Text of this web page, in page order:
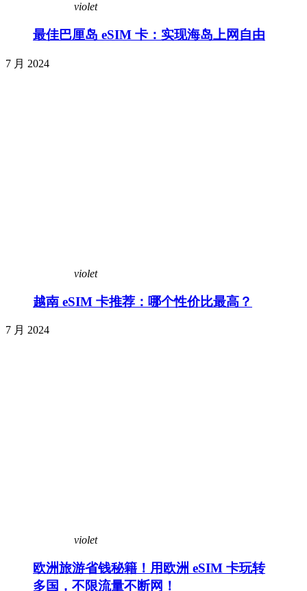
violet
最佳巴厘岛 eSIM 卡：实现海岛上网自由
7 月 2024
violet
越南 eSIM 卡推荐：哪个性价比最高？
7 月 2024
violet
欧洲旅游省钱秘籍！用欧洲 eSIM 卡玩转
多国，不限流量不断网！